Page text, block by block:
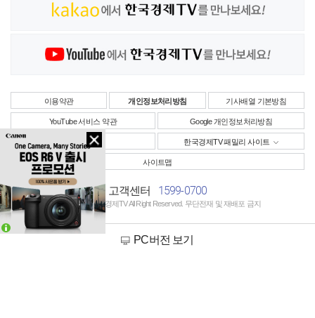
이용약관 개인정보처리방침 기사배열 기본방침
YouTube 서비스 약관 Google 개인정보처리방침
사업자정보 한국경제TV 패밀리 사이트
사이트맵
고객센터 1599-0700
Copyright © 한국경제TV All Right Reserved. 무단전재 및 재배포 금지
PC버전 보기